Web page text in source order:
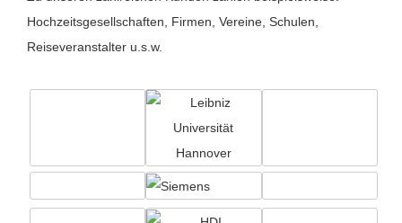
Hochzeitsgesellschaften, Firmen, Vereine, Schulen,
Reiseveranstalter u.s.w.